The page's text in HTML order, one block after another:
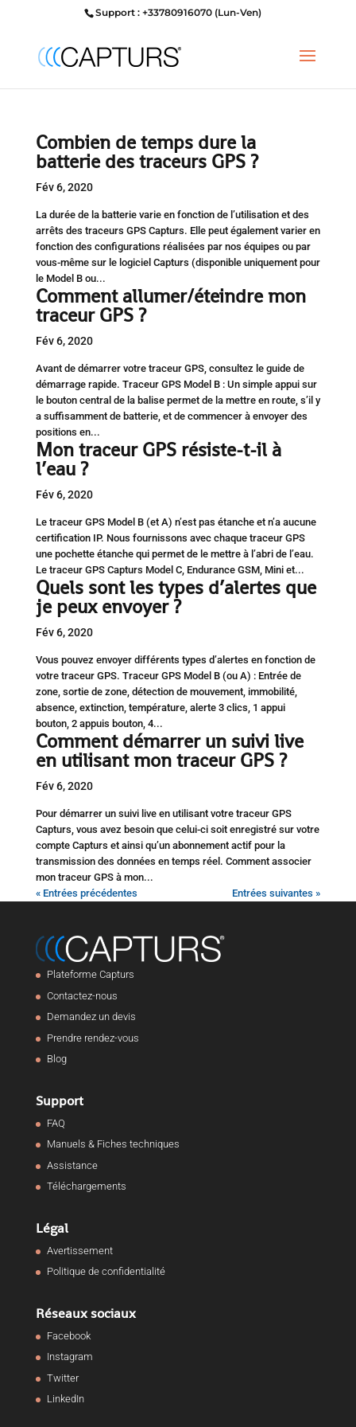
Support : +33780916070 (Lun-Ven)
Combien de temps dure la
batterie des traceurs GPS ?
Fév 6, 2020
La durée de la batterie varie en fonction de l’utilisation et des
arrêts des traceurs GPS Capturs. Elle peut également varier en
fonction des configurations réalisées par nos équipes ou par
vous-même sur le logiciel Capturs (disponible uniquement pour
le Model B ou...
Comment allumer/éteindre mon
traceur GPS ?
Fév 6, 2020
Avant de démarrer votre traceur GPS, consultez le guide de
démarrage rapide. Traceur GPS Model B : Un simple appui sur
le bouton central de la balise permet de la mettre en route, s’il y
a suffisamment de batterie, et de commencer à envoyer des
positions en...
Mon traceur GPS résiste-t-il à
l’eau ?
Fév 6, 2020
Le traceur GPS Model B (et A) n’est pas étanche et n’a aucune
certification IP. Nous fournissons avec chaque traceur GPS
une pochette étanche qui permet de le mettre à l’abri de l’eau.
Le traceur GPS Capturs Model C, Endurance GSM, Mini et...
Quels sont les types d’alertes que
je peux envoyer ?
Fév 6, 2020
Vous pouvez envoyer différents types d’alertes en fonction de
votre traceur GPS. Traceur GPS Model B (ou A) : Entrée de
zone, sortie de zone, détection de mouvement, immobilité,
absence, extinction, température, alerte 3 clics, 1 appui
bouton, 2 appuis bouton, 4...
Comment démarrer un suivi live
en utilisant mon traceur GPS ?
Fév 6, 2020
Pour démarrer un suivi live en utilisant votre traceur GPS
Capturs, vous avez besoin que celui-ci soit enregistré sur votre
compte Capturs et ainsi qu’un abonnement actif pour la
transmission des données en temps réel. Comment associer
mon traceur GPS à mon...
« Entrées précédentes
Entrées suivantes »
Plateforme Capturs
Contactez-nous
Demandez un devis
Prendre rendez-vous
Blog
Support
FAQ
Manuels & Fiches techniques
Assistance
Téléchargements
Légal
Avertissement
Politique de confidentialité
Réseaux sociaux
Facebook
Instagram
Twitter
LinkedIn